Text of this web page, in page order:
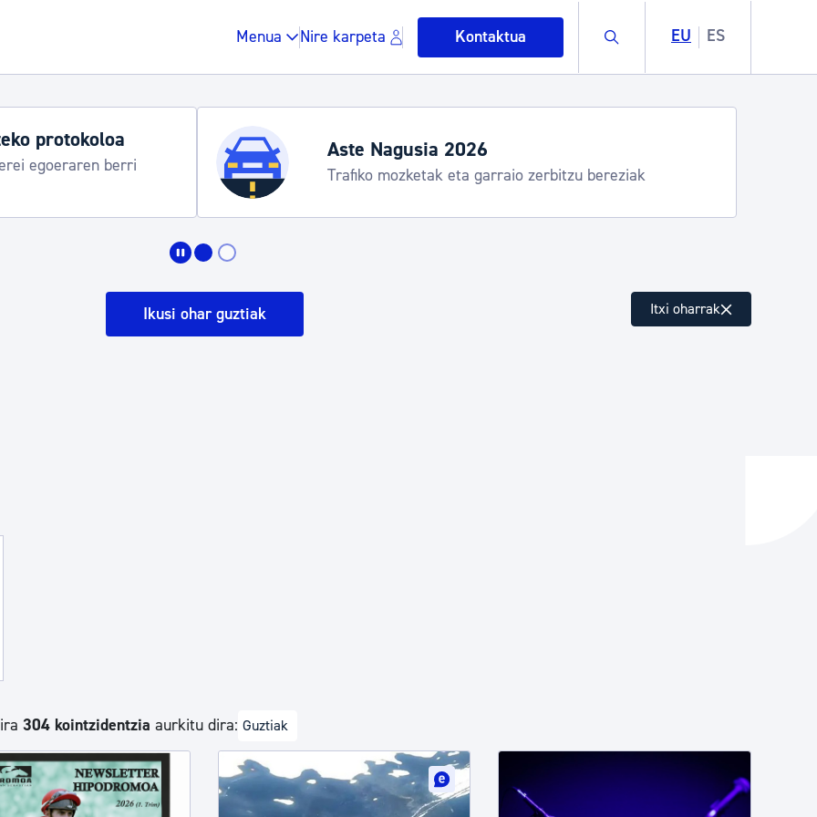
Menua Nire karpeta Kontaktua Buscar EU ES
Gune publikoa, hondakinak eta ingurumena
Udako ordutegiak eta zerbitzuak
Udalinfo, Donostia Kirola, Donostia Kultura, San Telmo,
Urgull, Hondalea, Turismoa
Ikusi ohar guztiak Itxi oharrak
304 kointzidentzia aurkitu dira: Guztiak